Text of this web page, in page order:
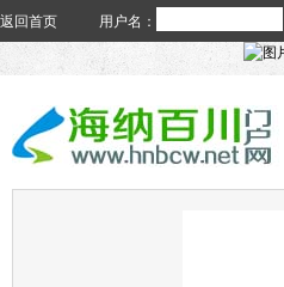
返回首页 用户名：